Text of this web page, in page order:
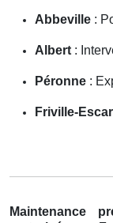
Abbeville :
Albert :
Péronne :
Friville-
Maintenance